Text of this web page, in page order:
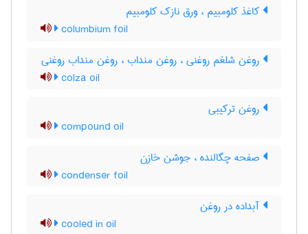
کاغذ کلومبیم ، ورق نازک کلومبیم
columbium foil
روغن شلغم روغنی ، روغن منداب ، روغن منداب روغنی
colza oil
روغن ترکیبی
compound oil
صفحه چگالنده ، جوشن خازن
condenser foil
آبداده در روغن
cooled in oil